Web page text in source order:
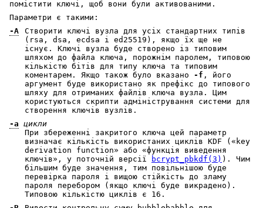
помістити ключі, щоб вони були активованими.
Параметри є такими:
-A
Створити ключі вузла для усіх стандартних типів
(rsa, dsa, ecdsa і ed25519), якщо їх ще не
існує. Ключі вузла буде створено із типовим
шляхом до файла ключа, порожнім паролем, типовою
кількістю бітів для типу ключа та типовим
коментарем. Якщо також було вказано -f , його
аргумент буде використано як префікс до типового
шляху для отриманих файлів ключа вузла. Цим
користуються скрипти адміністрування системи для
створення ключів вузлів.
-a цикли
При збереженні закритого ключа цей параметр
визначає кількість використаних циклів KDF («key
derivation function» або «функція виведення
ключів», у поточній версії
bcrypt_pbkdf(3) ). Чим
більшим буде значення, тим повільнішою буде
перевірка пароля і вищою стійкість до зламу
пароля перебором (якщо ключі буде викрадено).
Типовою кількістю циклів є 16.